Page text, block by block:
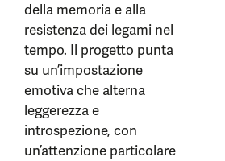
della memoria e alla
resistenza dei legami nel
tempo. Il progetto punta
su un’impostazione
emotiva che alterna
leggerezza e
introspezione, con
un’attenzione particolare